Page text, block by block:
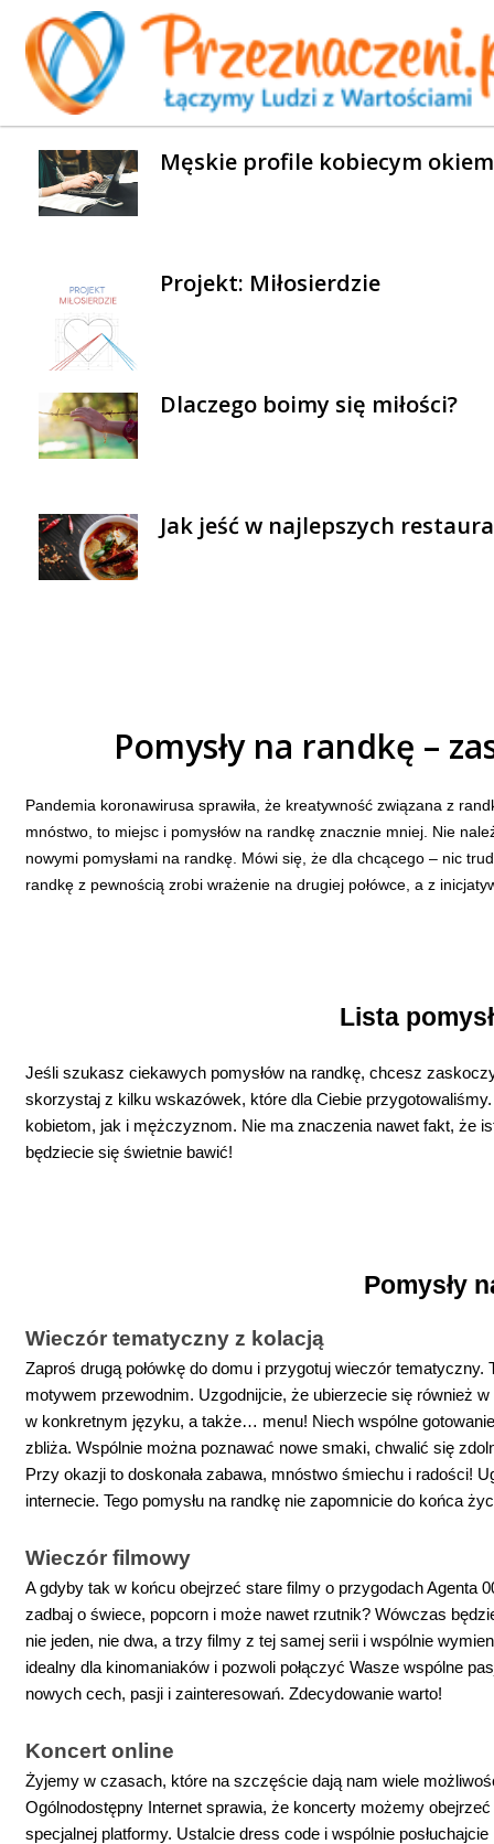
WYBRANE AKTUALNOŚCI
Męskie profile kobiecym okiem
Projekt: Miłosierdzie
Dlaczego boimy się miłości?
Jak jeść w najlepszych
Pomysły na randkę –
Pandemia koronawirusa sprawiła, że kreatywność związana z
mnóstwo, to miejsc i pomysłów na randkę znacznie mniej. Nie
nowymi pomysłami na randkę. Mówi się, że dla chcącego – nic
randkę z pewnością zrobi wrażenie na drugiej połówce, a z
Lista
Jeśli szukasz ciekawych pomysłów na randkę, chcesz
skorzystaj z kilku wskazówek, które dla Ciebie
kobietom, jak i mężczyznom. Nie ma znaczenia nawet fakt, że
będziecie się świetnie bawić!
Pomysły
Wieczór tematyczny z kolacją
Zaproś drugą połówkę do domu i przygotuj wieczór
motywem przewodnim. Uzgodnijcie, że ubierzecie się również
w konkretnym języku, a także… menu! Niech wspólne
zbliża. Wspólnie można poznawać nowe smaki, chwalić się
Przy okazji to doskonała zabawa, mnóstwo śmiechu i radości!
internecie. Tego pomysłu na randkę nie zapomnicie do końca
Wieczór filmowy
A gdyby tak w końcu obejrzeć stare filmy o przygodach Agenta
zadbaj o świece, popcorn i może nawet rzutnik? Wówczas
nie jeden, nie dwa, a trzy filmy z tej samej serii i wspólnie
idealny dla kinomaniaków i pozwoli połączyć Wasze wspólne
nowych cech, pasji i zainteresowań. Zdecydowanie warto!
Koncert online
Żyjemy w czasach, które na szczęście dają nam wiele
Ogólnodostępny Internet sprawia, że koncerty możemy
specjalnej platformy. Ustalcie dress code i wspólnie